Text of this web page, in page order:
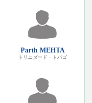
Parth MEHTA
トリニダード・トバゴ